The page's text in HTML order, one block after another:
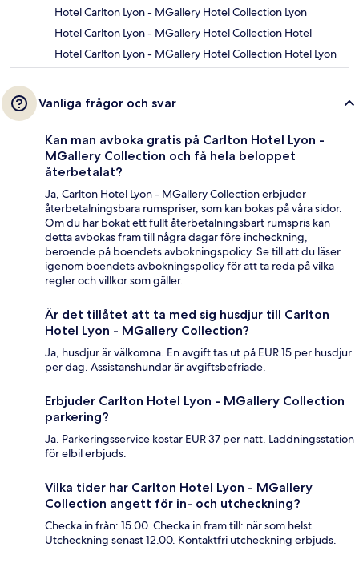
Hotel Carlton Lyon - MGallery Hotel Collection Lyon
Hotel Carlton Lyon - MGallery Hotel Collection Hotel
Hotel Carlton Lyon - MGallery Hotel Collection Hotel Lyon
Vanliga frågor och svar
Kan man avboka gratis på Carlton Hotel Lyon -
MGallery Collection och få hela beloppet
återbetalat?
Ja, Carlton Hotel Lyon - MGallery Collection erbjuder
återbetalningsbara rumspriser, som kan bokas på våra sidor.
Om du har bokat ett fullt återbetalningsbart rumspris kan
detta avbokas fram till några dagar före incheckning,
beroende på boendets avbokningspolicy. Se till att du läser
igenom boendets avbokningspolicy för att ta reda på vilka
regler och villkor som gäller.
Är det tillåtet att ta med sig husdjur till Carlton
Hotel Lyon - MGallery Collection?
Ja, husdjur är välkomna. En avgift tas ut på EUR 15 per husdjur
per dag. Assistanshundar är avgiftsbefriade.
Erbjuder Carlton Hotel Lyon - MGallery Collection
parkering?
Ja. Parkeringsservice kostar EUR 37 per natt. Laddningsstation
för elbil erbjuds.
Vilka tider har Carlton Hotel Lyon - MGallery
Collection angett för in- och utcheckning?
Checka in från: 15.00. Checka in fram till: när som helst.
Utcheckning senast 12.00. Kontaktfri utcheckning erbjuds.